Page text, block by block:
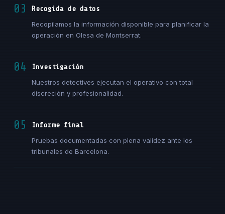
03
Recogida de datos
Recopilamos la información disponible para planificar la
operación en Olesa de Montserrat.
04
Investigación
Nuestros detectives ejecutan el operativo con total
discreción y profesionalidad.
05
Informe final
Pruebas documentadas con plena validez ante los
tribunales de Barcelona.